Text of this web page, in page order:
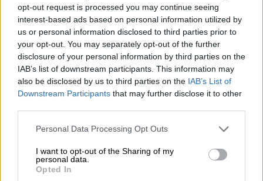
opt-out request is processed you may continue seeing
interest-based ads based on personal information utilized by
us or personal information disclosed to third parties prior to
your opt-out. You may separately opt-out of the further
disclosure of your personal information by third parties on the
IAB’s list of downstream participants. This information may
also be disclosed by us to third parties on the IAB’s List of
Downstream Participants that may further disclose it to other
Please note that this website/app uses one or more Google
not limited to your visit or usage behaviour. You may click to
grant or deny consent to Google and its third-party tags to
use your data for below specified purposes in below Google
Personal Data Processing Opt Outs
I want to opt-out of the Sharing of my
personal data.
Opted In
Και είναι πολύ πιθανό, εκείνος ο θησαυρός
να μην είχε αναζητηθεί ποτέ αν δεν
εμφανιζόταν ο Χέλμουτ Σ., ένας από τους
τέσσερις στρατιώτες, που αποκάλυψε την
ιστορία στο Βερολίνο, αμέσως μετά τον
πόλεμο. Εξήγησε η Βάλκενς ότι, δεν ήταν
από εκείνους που άρπαξαν τα τιμαλφή-
σύμφωνα με τους ισχυρισμούς του- αλλά
ένας από αυτούς που τα έθαψαν· το
ονοματεπώνυμό του δεν αποκαλύφθηκε για
ευνόητους λόγους.